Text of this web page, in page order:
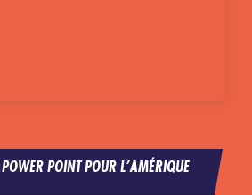
POINT POUR L’AMÉRIQUE